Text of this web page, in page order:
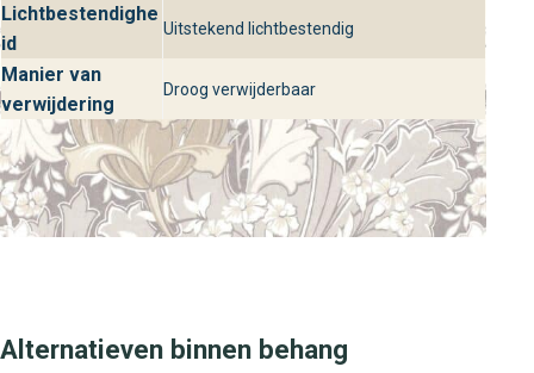
Lichtbestendighe
id
Uitstekend lichtbestendig
Manier van
verwijdering
Droog verwijderbaar
Alternatieven binnen behang